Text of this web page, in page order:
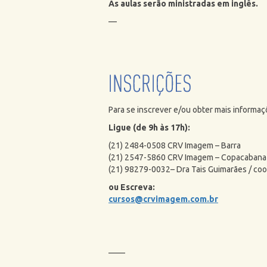
As aulas serão ministradas em inglês.
—
Para se inscrever e/ou obter mais
Ligue (de 9h às 17h):
(21) 2484-0508 CRV Imagem – Barra
(21) 2547-5860 CRV Imagem – Copacabana
(21) 98279-0032– Dra Tais Guimarães /
ou Escreva:
cursos@crvimagem.com.br
——